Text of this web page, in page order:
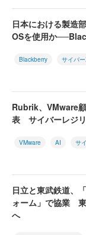
日本における製造
OSを使用か
Blackberry サイバ
Rubrik、VMware
表 サイバーレジ
VMware AI サ
日立と東武鉄道、
ォーム」で協業
へ